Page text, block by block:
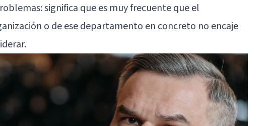
significa que es muy frecuente que el
o de ese departamento en concreto no encaje